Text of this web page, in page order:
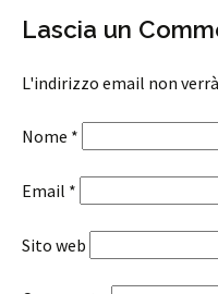
Navigazione
Lascia un
L'indirizzo email non
Nome *
Email *
Sito web